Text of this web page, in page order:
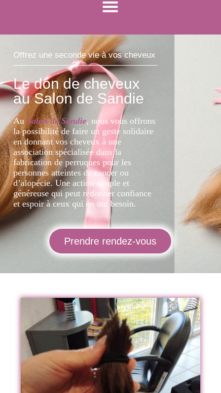
Offrez une seconde vie à vos cheveux
Le don de cheveux
au Salon de Sandie
Au Salon de Sandie, nous vous offrons
la possibilité de faire un geste solidaire
en donnant vos cheveux à une
association spécialisée dans la
fabrication de perruques pour les
personnes atteintes de cancer ou
d’alopécie. Une action simple et
généreuse qui peut redonner confiance
et espoir à ceux qui en ont besoin.
Prendre rendez-vous